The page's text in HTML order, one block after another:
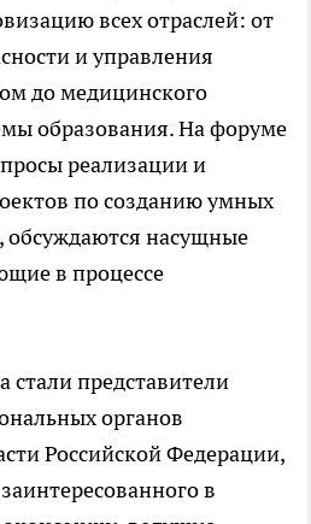
всех отраслей: от
и управления
до медицинского
образования. На форуме
реализации и
по созданию умных
обсуждаются насущные
в процессе
представители
органов
Российской Федерации,
в